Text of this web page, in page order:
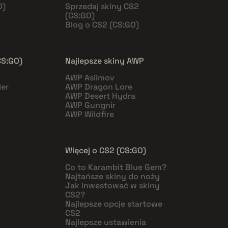
Sprzedaj skiny CS2
(CS:GO)
Blog o CS2 (CS:GO)
Najlepsze skiny AWP
AWP Asiimov
AWP Dragon Lore
AWP Desert Hydra
AWP Gungnir
AWP Wildfire
Więcej o CS2 (CS:GO)
Co to Karambit Blue Gem?
Najtańsze skiny do noży
Jak inwestować w skiny
CS2?
Najlepsze opcje startowe
CS2
Najlepsze ustawienia